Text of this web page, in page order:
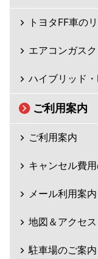
トヨタFF車の
エアコンガス
ハイブリッド
ご利用案内
ご利用案内
キャンセル費
メール利用案内
地図＆アクセス
駐車場のご案内